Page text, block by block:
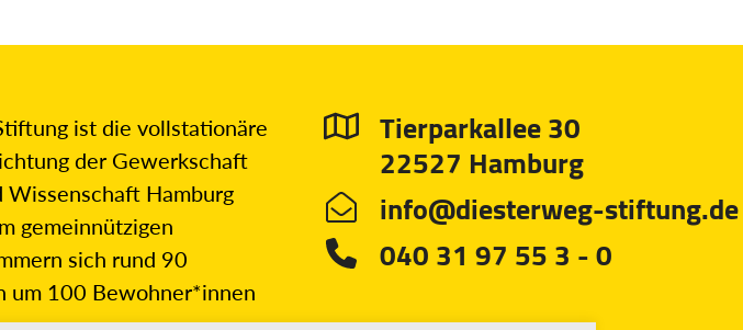
ist die vollstationäre
der Gewerkschaft
Wissenschaft Hamburg
gemeinnützigen
sich rund 90
um 100 Bewohner*innen
Tierparkallee 30
22527 Hamburg
info@diesterweg-stiftung.de
040 31 97 55 3 - 0